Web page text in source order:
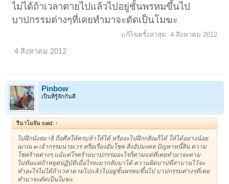
ไม่ได้ถ้าเวลาตายไปแล้วไปอยู่ชั้นพรหมขึ้นไป
บาปกรรมต่างๆที่เคยทำมาจะตัดเป็นโมฆะ
แก้ไขครั้งล่าสุด: 4 สิงหาคม 2012
4 สิงหาคม 2012
Pinbow
เป็นที่รู้จักกันดี
รีนาโมจัน said: ↑
ไปฝึกนั่งสมาธิ ถือศีลให้ครบห้าให้ได้ หรือจะไปฝึกกสิณก็ได้ ให้ได้อย่างน้อย
ฌาณ ๓ เจ้ากรรมนายเวร หรือเรื่องอับโชค สิ่งอัปมงคล ปัญหาหนี้สิน ความ
โชคร้ายต่างๆ แม้แต่โรคร้ายบาปกรรมอะไรก็ตามแต่ที่เคยทำมาจะตาม
ไม่ทันแต่ถ้าหยุดปฏิบัติเมื่อไรจะมากลับมาได้ ความผิดบาปที่สาบานไว้จะ
ทำอะไรไม่ได้ถ้าเวลาตายไปแล้วไปอยู่ชั้นพรหมขึ้นไป บาปกรรมต่างๆที่เคย
ทำมาจะตัดเป็นโมฆะ